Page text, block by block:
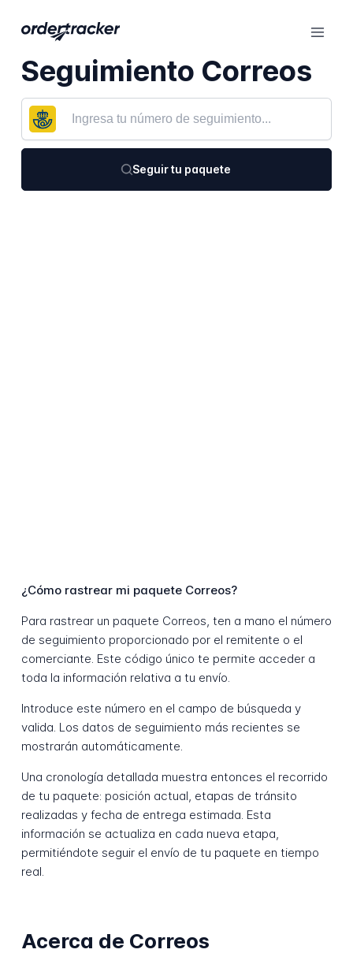
Seguimiento Correos
Seguir tu paquete
¿Cómo rastrear mi paquete Correos?
Para rastrear un paquete Correos, ten a mano el número
de seguimiento proporcionado por el remitente o el
comerciante. Este código único te permite acceder a
toda la información relativa a tu envío.
Introduce este número en el campo de búsqueda y
valida. Los datos de seguimiento más recientes se
mostrarán automáticamente.
Una cronología detallada muestra entonces el recorrido
de tu paquete: posición actual, etapas de tránsito
realizadas y fecha de entrega estimada. Esta
información se actualiza en cada nueva etapa,
permitiéndote seguir el envío de tu paquete en tiempo
real.
Acerca de Correos